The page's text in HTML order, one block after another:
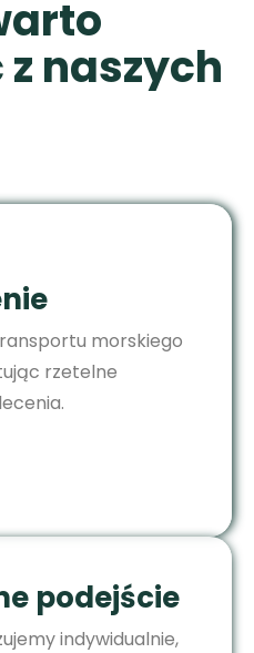
arto
z naszych
morskiego
rzetelne
podejście
indywidualnie,